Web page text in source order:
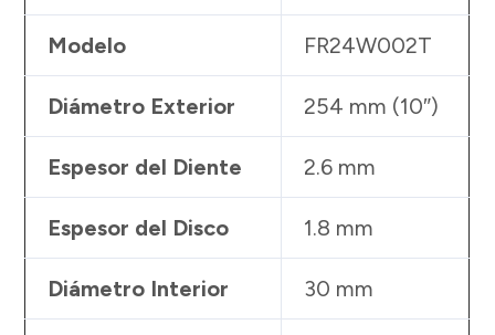
Modelo FR24W002T
Diámetro Exterior 254 mm (10″)
Espesor del Diente 2.6 mm
Espesor del Disco 1.8 mm
Diámetro Interior 30 mm